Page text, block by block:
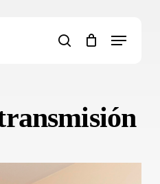
search
Menu